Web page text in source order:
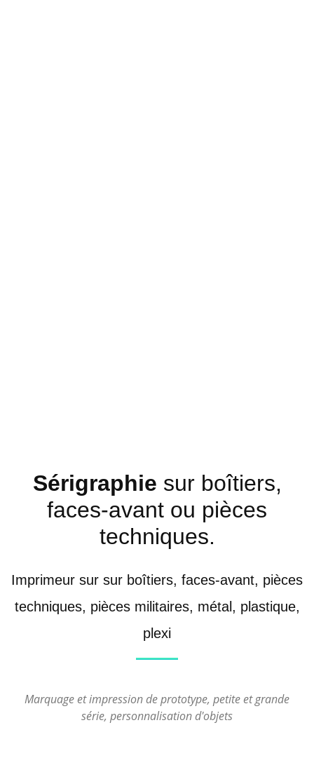
Sérigraphie sur boîtiers,
faces-avant ou pièces
techniques.
Imprimeur sur sur boîtiers, faces-avant, pièces
techniques, pièces militaires, métal, plastique,
plexi
Marquage et impression de prototype, petite et grande
série, personnalisation d'objets